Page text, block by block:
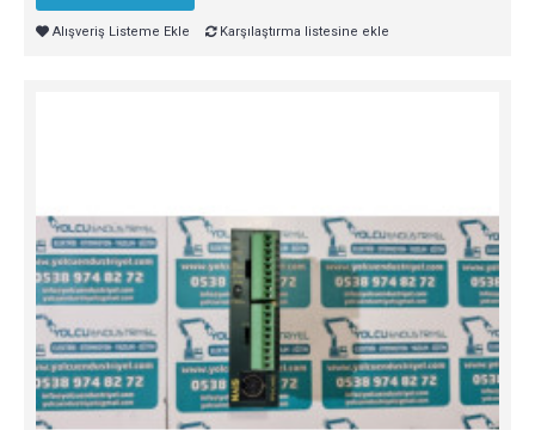
Alışveriş Listeme Ekle Karşılaştırma listesine ekle